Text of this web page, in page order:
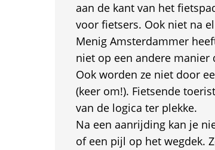
aan de kant van het
voor fietsers. Ook niet na
Menig Amsterdammer
niet op een andere manier
Ook worden ze niet door
(keer om!). Fietsende
van de logica ter plekke.
Na een aanrijding kan je
of een pijl op het wegdek.